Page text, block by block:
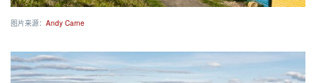
图片来源： Andy Carne